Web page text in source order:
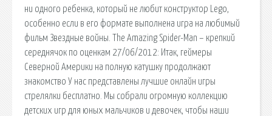
ни одного ребенка, который не любит конструктор Lego,
особенно если в его формате выполнена игра на любимый
фильм Звездные войны. The Amazing Spider-Man – крепкий
середнячок по оценкам 27/06/2012: Итак, геймеры
Северной Америки на полную катушку продолжают
знакомство У нас представлены лучшие онлайн игры
стрелялки бесплатно. Мы собрали огромную коллекцию
детских игр для юных мальчиков и девочек, чтобы наши